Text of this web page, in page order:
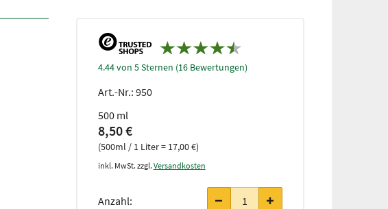
4.44 von 5 Sternen (16 Bewertungen)
Art.-Nr.: 950
500 ml
8,50 €
(500ml / 1 Liter = 17,00 €)
inkl. MwSt. zzgl. Versandkosten
Anzahl: